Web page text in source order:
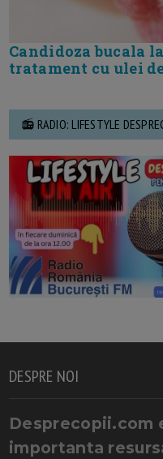
Candidoza bucala
tratament cu ulei
📻 RADIO: LIFESTYLE
DESPRE NOI
Desprecopii.com
importanta